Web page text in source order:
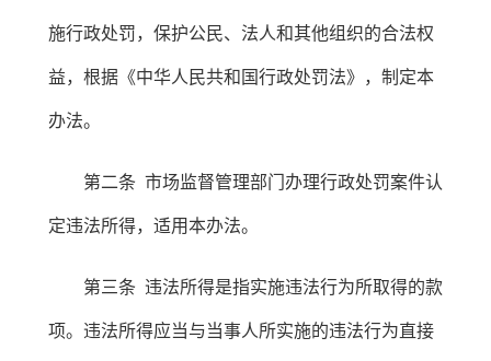
施行政处罚，保护公民、法人和其他组织的合法权
益，根据《中华人民共和国行政处罚法》，制定本
办法。
第二条 市场监督管理部门办理行政处罚案件认
定违法所得，适用本办法。
第三条 违法所得是指实施违法行为所取得的款
项。违法所得应当与当事人所实施的违法行为直接